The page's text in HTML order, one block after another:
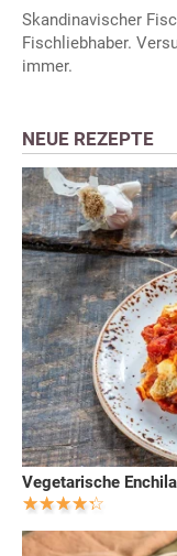
Skandinavischer
Fischliebhaber.
immer.
NEUE REZEPTE
Vegetarische